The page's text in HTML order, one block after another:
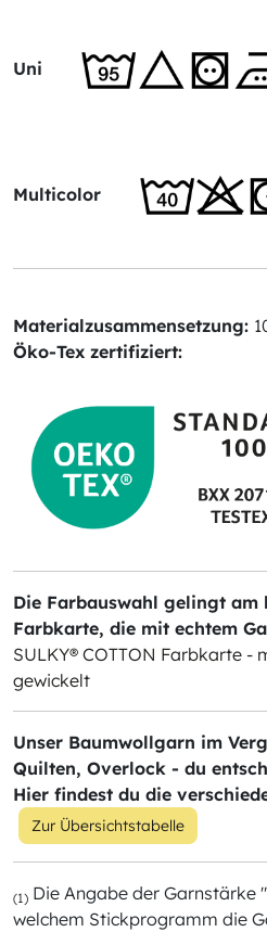
Uni
Multicolor
Materialzusammensetzung:
Öko-Tex zertifiziert:
Die Farbauswahl gelingt am
Farbkarte, die mit echtem
SULKY® COTTON Farbkarte -
gewickelt
Unser Baumwollgarn im
Quilten, Overlock - du
Hier findest du die
Zur Übersichtstabelle
(1) Die Angabe der Garnstärke
welchem Stickprogramm die